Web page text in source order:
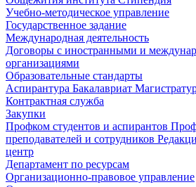
Учебно-методическое управление
Государственное задание
Международная деятельность
Договоры с иностранными и
организациями
Образовательные стандарты
Аспирантура Бакалавриат
Контрактная служба
Закупки
Профком студентов и аспирантов
преподавателей и сотрудников
центр
Департамент по ресурсам
Организационно-правовое управление